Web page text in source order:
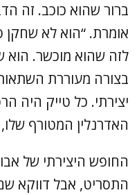
ברור שהוא כוכב. זה
אומרת. “הוא לא שחקן
לזה שהוא מוכשר. הוא
בצורה מעוררת
יצירתי. כל טייק היה
האדרנלין המטורף
החופש היצירתי של
התסריט, אבל דווקא